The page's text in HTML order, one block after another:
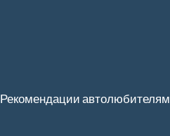
Рекомендации автолюбителям